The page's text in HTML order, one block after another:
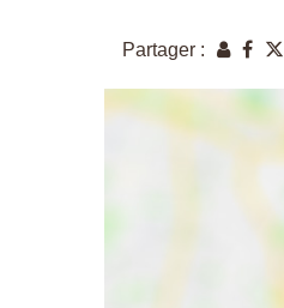
Partager :